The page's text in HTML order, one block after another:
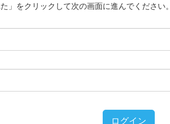
」をクリックして次の画面に進んでください。
ログイン